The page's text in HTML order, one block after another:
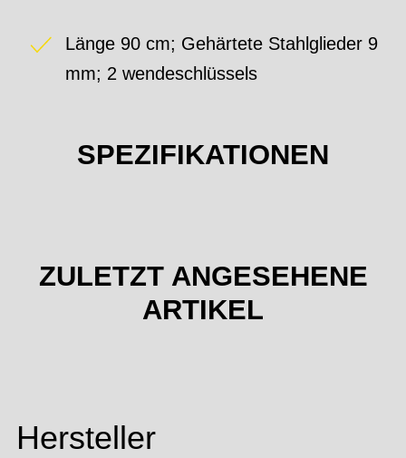
Länge 90 cm; Gehärtete Stahlglieder 9
mm; 2 wendeschlüssels
SPEZIFIKATIONEN
ZULETZT ANGESEHENE
ARTIKEL
Hersteller